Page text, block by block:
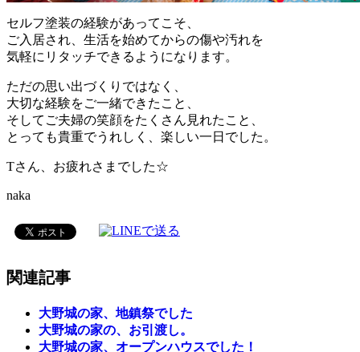
セルフ塗装の経験があってこそ、
ご入居され、生活を始めてからの傷や汚れを
気軽にリタッチできるようになります。
ただの思い出づくりではなく、
大切な経験をご一緒できたこと、
そしてご夫婦の笑顔をたくさん見れたこと、
とっても貴重でうれしく、楽しい一日でした。
Tさん、お疲れさまでした☆
naka
関連記事
大野城の家、地鎮祭でした
大野城の家の、お引渡し。
大野城の家、オープンハウスでした！